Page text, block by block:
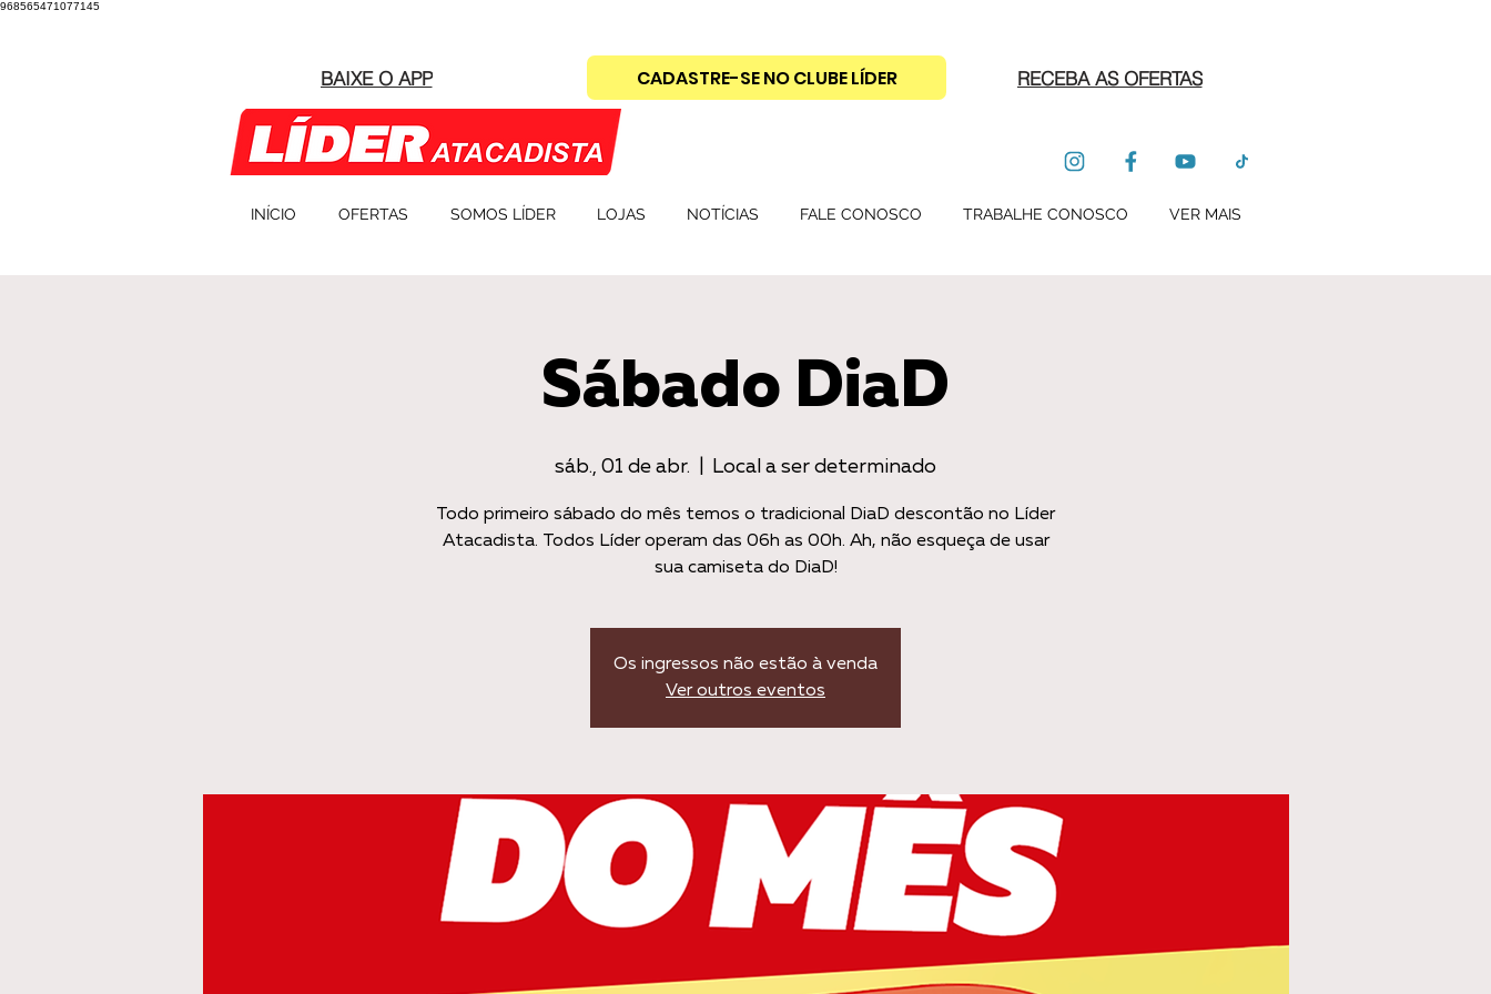
968565471077145
BAIXE O APP CADASTRE-SE NO CLUBE LÍDER RECEBA AS OFERTAS
INÍCIO OFERTAS SOMOS LÍDER LOJAS NOTÍCIAS FALE CONOSCO TRABALHE CONOSCO VER MAIS
Sábado DiaD
sáb., 01 de abr. Local a ser determinado
Todo primeiro sábado do mês temos o tradicional DiaD descontão no Líder
Atacadista. Todos Líder operam das 06h as 00h. Ah, não esqueça de usar
sua camiseta do DiaD!
Os ingressos não estão à venda
Ver outros eventos